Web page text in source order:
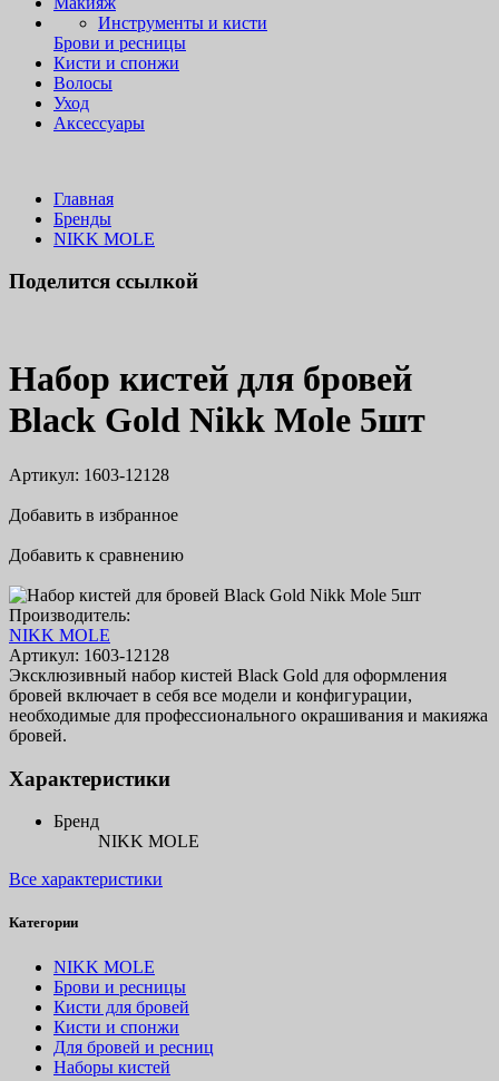
Инструменты и кисти
Брови и ресницы
Кисти и спонжи
Волосы
Уход
Аксессуары
Главная
Бренды
NIKK MOLE
Поделится ссылкой
Набор кистей для бровей
Black Gold Nikk Mole 5шт
Артикул: 1603-12128
Добавить в избранное
Добавить к сравнению
Производитель:
NIKK MOLE
Артикул: 1603-12128
Эксклюзивный набор кистей Black Gold для оформления
бровей включает в себя все модели и конфигурации,
необходимые для профессионального окрашивания и макияжа
бровей.
Характеристики
Бренд
NIKK MOLE
Все характеристики
Категории
NIKK MOLE
Брови и ресницы
Кисти для бровей
Кисти и спонжи
Для бровей и ресниц
Наборы кистей